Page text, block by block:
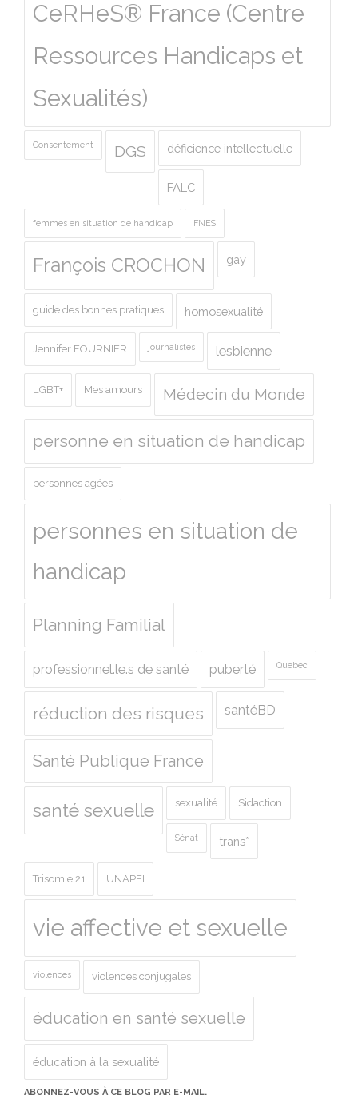
CeRHeS® France (Centre
Ressources Handicaps et
Sexualités)
Consentement DGS déficience intellectuelle
FALC
femmes en situation de handicap FNES
François CROCHON gay
guide des bonnes pratiques homosexualité
Jennifer FOURNIER journalistes lesbienne
LGBT+ Mes amours Médecin du Monde
personne en situation de handicap
personnes agées
personnes en situation de
handicap
Planning Familial
professionnel.le.s de santé puberté Quebec
réduction des risques santéBD
Santé Publique France
santé sexuelle sexualité Sidaction
Sénat trans*
Trisomie 21 UNAPEI
vie affective et sexuelle
violences violences conjugales
éducation en santé sexuelle
éducation à la sexualité
ABONNEZ-VOUS À CE BLOG PAR E-MAIL.